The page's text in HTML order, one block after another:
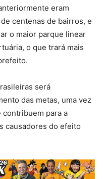
eram
centenas de bairros, e
o maior parque linear
o que trará mais
será
das metas, uma vez
para a
causadores do efeito